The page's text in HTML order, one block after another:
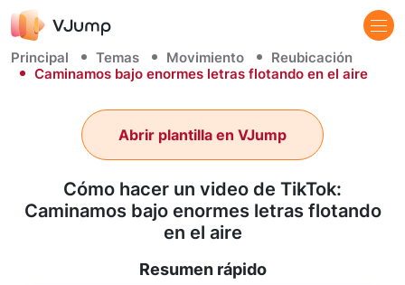
Principal Temas Movimiento
Reubicación
Caminamos bajo enormes letras flotando en el aire
Cómo hacer un video de TikTok:
Caminamos bajo enormes letras flotando
en el aire
Abrir plantilla en VJump
Resumen rápido